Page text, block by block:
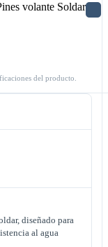
del producto.
diseñado para
al agua